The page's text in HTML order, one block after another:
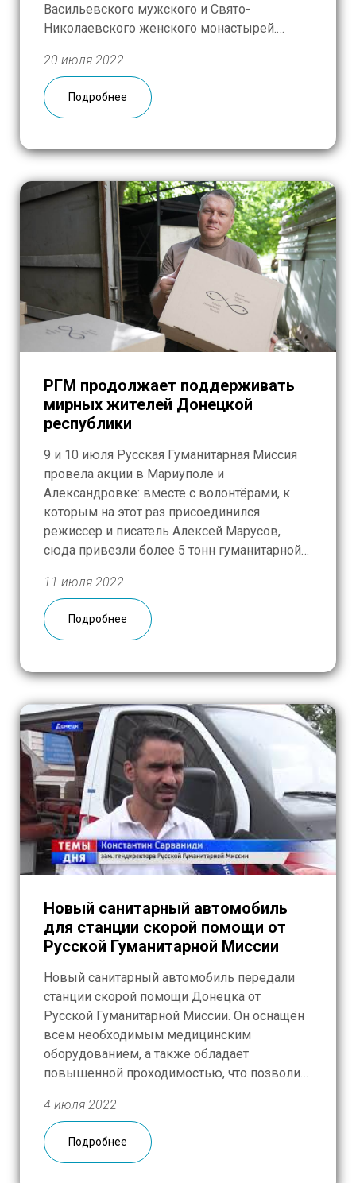
Васильевского мужского и Свято-
Николаевского женского монастырей.
мирных граждан, нашедших убежище под
освященными сводами, команда Русской
Гуманитарной Миссии с коллегами из
«Боевого братства» привезла в Обитель
20 июля 2022
Подробнее
РГМ продолжает поддерживать
мирных жителей Донецкой
республики
9 и 10 июля Русская Гуманитарная Миссия
провела акции в Мариуполе и
Александровке: вместе с волонтёрами, к
которым на этот раз присоединился
режиссер и писатель Алексей Марусов,
сюда привезли более 5 тонн гуманитарной
в пригороде Донецка, пока остается
напряженной: вновь участились обстрелы,
мирные граждане уже пятый месяц не
11 июля 2022
Подробнее
Новый санитарный автомобиль
для станции скорой помощи от
Русской Гуманитарной Миссии
Новый санитарный автомобиль передали
станции скорой помощи Донецка от
Русской Гуманитарной Миссии. Он оснащён
всем необходимым медицинским
оборудованием, а также обладает
повышенной проходимостью, что позволит
местности. Это не единственная новая
машина в парке, ещё одну карету отправят в
Горловку. Репортаж Первого
Республиканского Телеканала, 30 июня,
4 июля 2022
Подробнее